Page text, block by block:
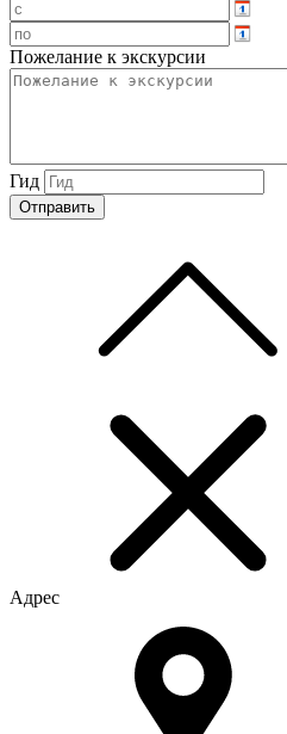
Пожелание к экскурсии
Гид
Адрес